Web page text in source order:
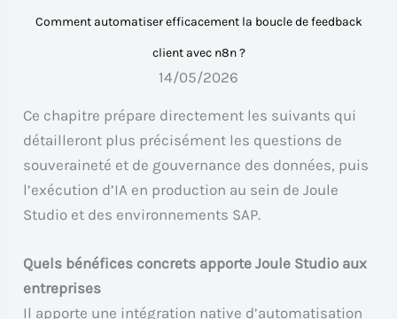
Comment automatiser efficacement la boucle de feedback
client avec n8n ?
14/05/2026
Ce chapitre prépare directement les suivants qui
détailleront plus précisément les questions de
souveraineté et de gouvernance des données, puis
l’exécution d’IA en production au sein de Joule
Studio et des environnements SAP.
Quels bénéfices concrets apporte Joule Studio aux
entreprises
Il apporte une intégration native d’automatisation